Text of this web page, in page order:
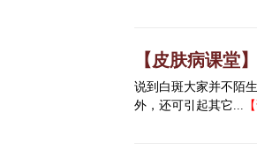
【皮肤病课堂
说到白斑大家并不陌
外，还可引起其它...